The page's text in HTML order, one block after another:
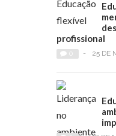
profissional
- 25 DE